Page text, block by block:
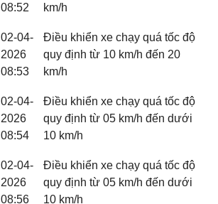
08:52
km/h
02-04-
2026
08:53
Điều khiển xe chạy quá tốc độ
quy định từ 10 km/h đến 20
km/h
02-04-
2026
08:54
Điều khiển xe chạy quá tốc độ
quy định từ 05 km/h đến dưới
10 km/h
02-04-
2026
08:56
Điều khiển xe chạy quá tốc độ
quy định từ 05 km/h đến dưới
10 km/h